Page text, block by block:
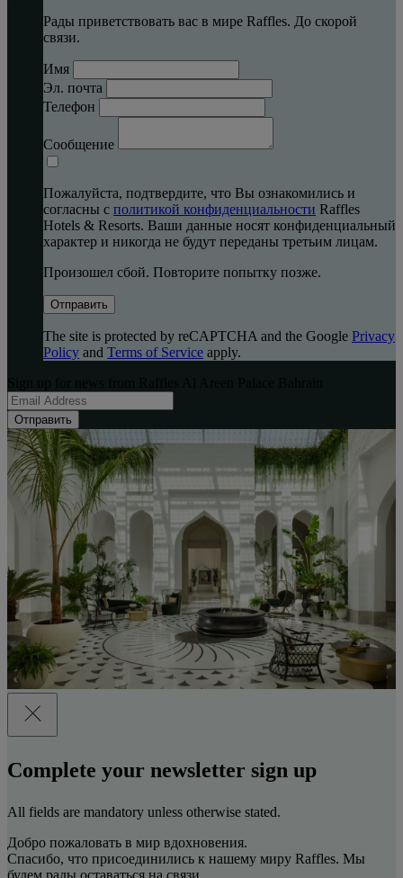
Рады приветствовать вас в мире Raffles. До скорой
связи.
Имя
Эл. почта
Телефон
Сообщение
Пожалуйста, подтвердите, что Вы ознакомились и
согласны с политикой конфиденциальности Raffles
Hotels & Resorts. Ваши данные носят конфиденциальный
характер и никогда не будут переданы третьим лицам.
Произошел сбой. Повторите попытку позже.
Отправить
The site is protected by reCAPTCHA and the Google Privacy
Policy and Terms of Service apply.
Отправить
Complete your newsletter sign up
All fields are mandatory unless otherwise stated.
Добро пожаловать в мир вдохновения.
Спасибо, что присоединились к нашему миру Raffles. Мы
будем рады оставаться на связи.